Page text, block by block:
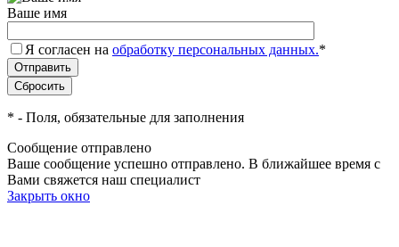
Ваше имя
Я согласен на обработку персональных данных.*
* - Поля, обязательные для заполнения
Сообщение отправлено
Ваше сообщение успешно отправлено. В ближайшее время с
Вами свяжется наш специалист
Закрыть окно